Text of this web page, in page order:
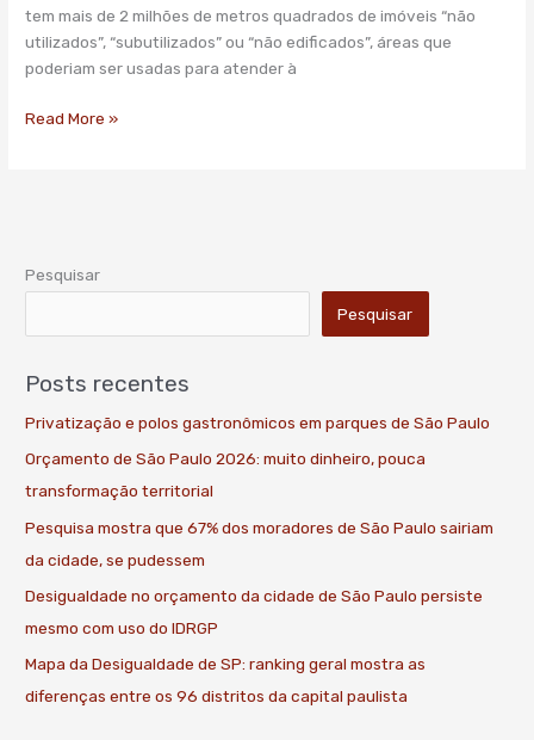
tem mais de 2 milhões de metros quadrados de imóveis “não
utilizados”, “subutilizados” ou “não edificados”, áreas que
poderiam ser usadas para atender à
Read More »
Pesquisar
Pesquisar
Posts recentes
Privatização e polos gastronômicos em parques de São Paulo
Orçamento de São Paulo 2026: muito dinheiro, pouca
transformação territorial
Pesquisa mostra que 67% dos moradores de São Paulo sairiam
da cidade, se pudessem
Desigualdade no orçamento da cidade de São Paulo persiste
mesmo com uso do IDRGP
Mapa da Desigualdade de SP: ranking geral mostra as
diferenças entre os 96 distritos da capital paulista